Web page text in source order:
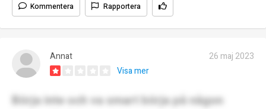
Kommentera Rapportera
Annat
26 maj 2023
Visa mer
Börja inte och va smart börja på någon